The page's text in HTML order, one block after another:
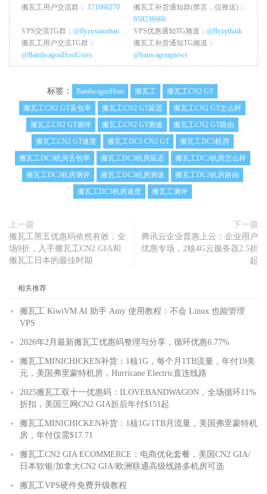
搬瓦工用户交流群： 171060270
搬瓦工补货通知群(禁言，仅推送)：
659236660
VPS交流TG群： @flyzyxiaozhan VPS优惠通知TG频道： @flyzythink
搬瓦工用户交流TG群：
@BandwagonHostUsers
搬瓦工补货通知TG频道：
@banwagongnews
标签： BandwagonHost 搬瓦工
搬瓦工CN2 GT
搬瓦工CN2 GT丢包率
搬瓦工CN2 GT延迟
搬瓦工CN2 GT怎么样
搬瓦工CN2 GT测评
搬瓦工CN2 GT测速
搬瓦工CN2 GT路由
搬瓦工CN2 GT速度
搬瓦工DC3 CN2 GT
搬瓦工DC3机房
搬瓦工DC3机房丢包率
搬瓦工DC3机房延迟
搬瓦工DC3机房怎么样
搬瓦工DC3机房测评
搬瓦工DC3机房测速
搬瓦工DC3机房路由
搬瓦工DC3机房速度
搬瓦工测评
上一篇
搬瓦工黑五优惠码依然有效，全
场9折，入手搬瓦工CN2 GIA和
搬瓦工日本的最佳时期
下一篇
腾讯云企业普惠上云：企业用户
优惠专场，2核4G云服务器2.5折
起
相关推荐
搬瓦工 KiwiVM AI 助手 Amy 使用教程：不会 Linux 也能管理
VPS
2026年2月最新搬瓦工优惠码整理与分享，循环优惠6.77%
搬瓦工MINICHICKEN补货：1核1G，每个月1TB流量，年付19美
元，美国弗里蒙特机房，Hurricane Electric直连线路
2025搬瓦工双十一优惠码：ILOVEBANDWAGON，全场循环11%
折扣，美国三网CN2 GIA折后年付$151起
搬瓦工MINICHICKEN补货：1核1G/1TB月流量，美国弗里蒙特机
房，年付仅需$17.71
搬瓦工CN2 GIA ECOMMERCE：电商优化套餐，美国CN2 GIA/
日本软银/加拿大CN2 GIA/欧洲联通高级线路多机房可选
搬瓦工VPS硬件免费升级教程